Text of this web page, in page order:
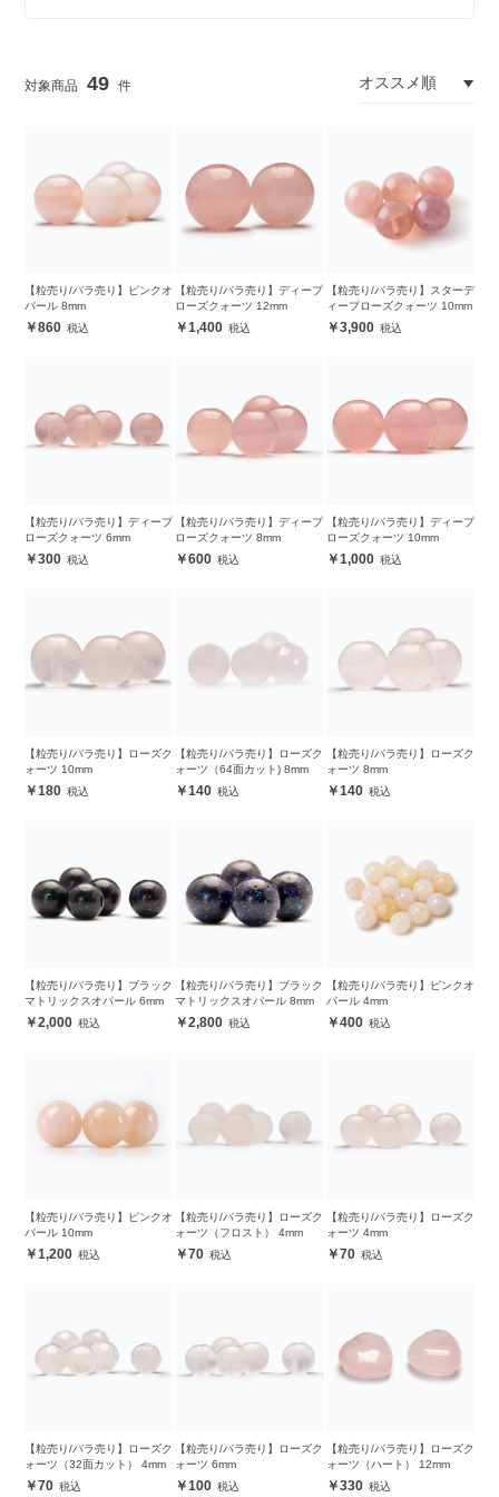
49
【粒売り/バラ売り】ピンクオ
パール 8mm
860
【粒売り/バラ売り】ディープ
ローズクォーツ 12mm
1,400
【粒売り/バラ売り】スターデ
ィープローズクォーツ 10mm
3,900
【粒売り/バラ売り】ディープ
ローズクォーツ 6mm
300
【粒売り/バラ売り】ディープ
ローズクォーツ 8mm
600
【粒売り/バラ売り】ディープ
ローズクォーツ 10mm
1,000
【粒売り/バラ売り】ローズク
ォーツ 10mm
180
【粒売り/バラ売り】ローズク
ォーツ（64面カット) 8mm
140
【粒売り/バラ売り】ローズク
ォーツ 8mm
140
【粒売り/バラ売り】ブラック
マトリックスオパール 6mm
2,000
【粒売り/バラ売り】ブラック
マトリックスオパール 8mm
2,800
【粒売り/バラ売り】ピンクオ
パール 4mm
400
【粒売り/バラ売り】ピンクオ
パール 10mm
1,200
【粒売り/バラ売り】ローズク
ォーツ（フロスト） 4mm
70
【粒売り/バラ売り】ローズク
ォーツ 4mm
70
【粒売り/バラ売り】ローズク
ォーツ（32面カット） 4mm
70
【粒売り/バラ売り】ローズク
ォーツ 6mm
100
【粒売り/バラ売り】ローズク
ォーツ（ハート） 12mm
330